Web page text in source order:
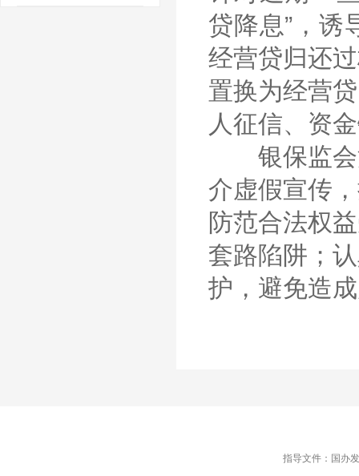
贷降息”，诱
经营贷归还
置换为经营
人征信、资
银保监会
介虚假宣传
防范合法权
套路陷阱；
护，避免造
指导文件：国办